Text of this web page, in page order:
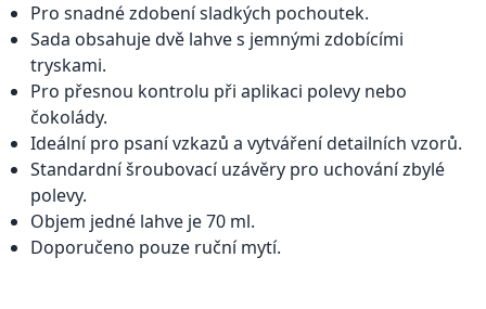
Pro snadné zdobení sladkých pochoutek.
Sada obsahuje dvě lahve s jemnými zdobícími
tryskami.
Pro přesnou kontrolu při aplikaci polevy nebo
čokolády.
Ideální pro psaní vzkazů a vytváření detailních vzorů.
Standardní šroubovací uzávěry pro uchování zbylé
polevy.
Objem jedné lahve je 70 ml.
Doporučeno pouze ruční mytí.